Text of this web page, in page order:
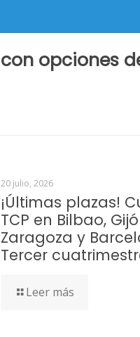
con opciones
20 julio, 2026
¡Últimas plazas!
TCP en Bilbao,
Zaragoza y
Tercer
Leer más